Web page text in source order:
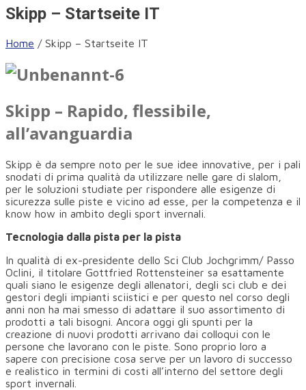
Skipp – Startseite IT
Home / Skipp – Startseite IT
Skipp – Rapido, flessibile,
all’avanguardia
Skipp è da sempre noto per le sue idee innovative, per i pali
snodati di prima qualità da utilizzare nelle gare di slalom,
per le soluzioni studiate per rispondere alle esigenze di
sicurezza sulle piste e vicino ad esse, per la competenza e il
know how in ambito degli sport invernali.
Tecnologia dalla pista per la pista
In qualità di ex-presidente dello Sci Club Jochgrimm/ Passo
Oclini, il titolare Gottfried Rottensteiner sa esattamente
quali siano le esigenze degli allenatori, degli sci club e dei
gestori degli impianti sciistici e per questo nel corso degli
anni non ha mai smesso di adattare il suo assortimento di
prodotti a tali bisogni. Ancora oggi gli spunti per la
creazione di nuovi prodotti arrivano dai colloqui con le
persone che lavorano con le piste. Sono proprio loro a
sapere con precisione cosa serve per un lavoro di successo
e realistico in termini di costi all’interno del settore degli
sport invernali.